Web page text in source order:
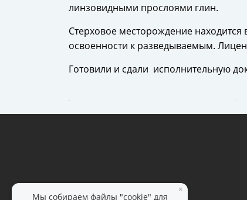
линзовидными прослоями глин.
Стерховое месторождение
освоенности к разведываемым.
Готовили и сдали исполнительную
×
Мы собираем файлы "cookie" для